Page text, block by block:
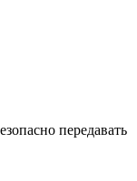
передавать